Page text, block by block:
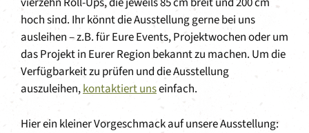
hoch sind. Ihr könnt die Ausstellung gerne bei uns
ausleihen – z.B. für Eure Events, Projektwochen oder um
das Projekt in Eurer Region bekannt zu machen. Um die
Verfügbarkeit zu prüfen und die Ausstellung
auszuleihen,kontaktiert unseinfach.
Hier ein kleiner Vorgeschmack auf unsere Ausstellung: